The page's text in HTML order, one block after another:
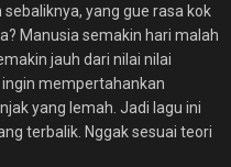
yang gue rasa kok
Manusia semakin hari malah
jauh dari nilai nilai
mempertahankan
yang lemah. Jadi lagu ini
terbalik. Nggak sesuai teori